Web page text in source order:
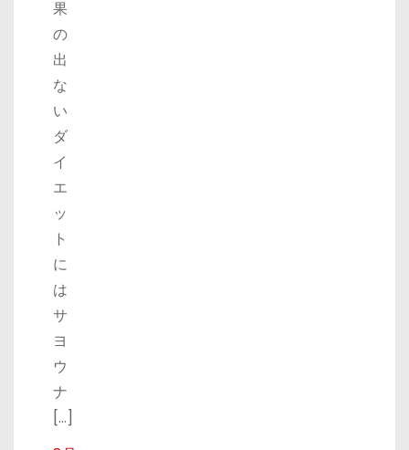
果
の
出
な
い
ダ
イ
エ
ッ
ト
に
は
サ
ヨ
ウ
ナ
[…]